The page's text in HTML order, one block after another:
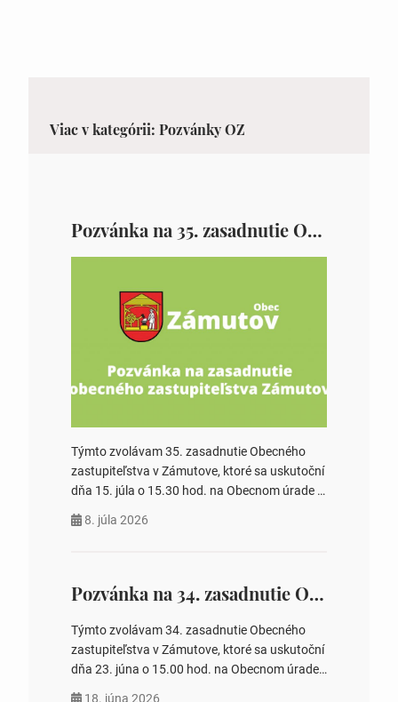
Viac v kategórii: Pozvánky OZ
Pozvánka na 35. zasadnutie OZ v Zámutove
Týmto zvolávam 35. zasadnutie Obecného
zastupiteľstva v Zámutove, ktoré sa uskutoční
dňa 15. júla o 15.30 hod. na Obecnom úrade v
rokovania 2. Schválenie návrhovej komisie a
zastupiteľstiev, počtu poslancov obecných
zastupiteľstiev v nich 4. Schválenie odpredaja
obecného pozemku –…
8. júla 2026
Pozvánka na 34. zasadnutie OZ v Zámutove
Týmto zvolávam 34. zasadnutie Obecného
zastupiteľstva v Zámutove, ktoré sa uskutoční
dňa 23. júna o 15.00 hod. na Obecnom úrade
18. júna 2026